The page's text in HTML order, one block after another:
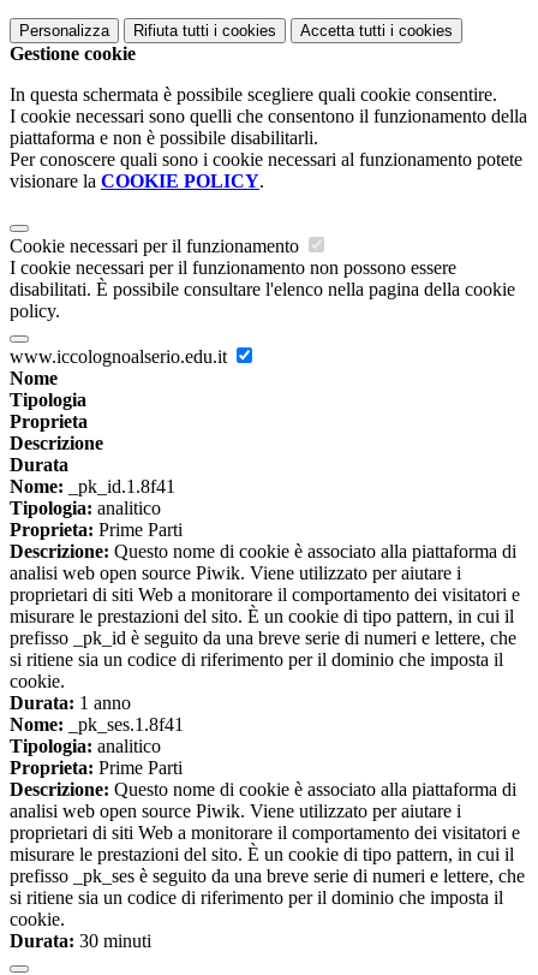
Personalizza Rifiuta tutti i cookies Accetta tutti i cookies
Gestione cookie
In questa schermata è possibile scegliere quali cookie consentire.
I cookie necessari sono quelli che consentono il funzionamento della
piattaforma e non è possibile disabilitarli.
Per conoscere quali sono i cookie necessari al funzionamento potete
visionare la COOKIE POLICY.
Cookie necessari per il funzionamento
I cookie necessari per il funzionamento non possono essere
disabilitati. È possibile consultare l'elenco nella pagina della cookie
policy.
www.iccolognoalserio.edu.it
Nome
Tipologia
Proprieta
Descrizione
Durata
Nome: _pk_id.1.8f41
Tipologia: analitico
Proprieta: Prime Parti
Descrizione: Questo nome di cookie è associato alla piattaforma di
analisi web open source Piwik. Viene utilizzato per aiutare i
proprietari di siti Web a monitorare il comportamento dei visitatori e
misurare le prestazioni del sito. È un cookie di tipo pattern, in cui il
prefisso _pk_id è seguito da una breve serie di numeri e lettere, che
si ritiene sia un codice di riferimento per il dominio che imposta il
cookie.
Durata: 1 anno
Nome: _pk_ses.1.8f41
Tipologia: analitico
Proprieta: Prime Parti
Descrizione: Questo nome di cookie è associato alla piattaforma di
analisi web open source Piwik. Viene utilizzato per aiutare i
proprietari di siti Web a monitorare il comportamento dei visitatori e
misurare le prestazioni del sito. È un cookie di tipo pattern, in cui il
prefisso _pk_ses è seguito da una breve serie di numeri e lettere, che
si ritiene sia un codice di riferimento per il dominio che imposta il
cookie.
Durata: 30 minuti